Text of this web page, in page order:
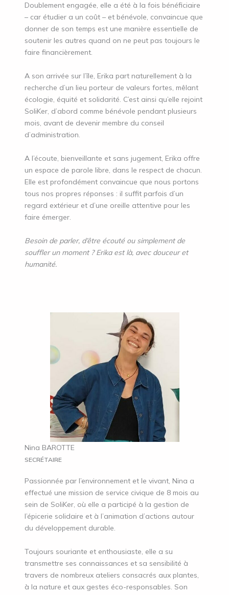
Doublement engagée, elle a été à la fois bénéficiaire
– car étudier a un coût – et bénévole, convaincue que
donner de son temps est une manière essentielle de
soutenir les autres quand on ne peut pas toujours le
faire financièrement.
A son arrivée sur l’île, Erika part naturellement à la
recherche d’un lieu porteur de valeurs fortes, mêlant
écologie, équité et solidarité. C’est ainsi qu’elle rejoint
SoliKer, d’abord comme bénévole pendant plusieurs
mois, avant de devenir membre du conseil
d’administration.
A l’écoute, bienveillante et sans jugement, Erika offre
un espace de parole libre, dans le respect de chacun.
Elle est profondément convaincue que nous portons
tous nos propres réponses : il suffit parfois d’un
regard extérieur et d’une oreille attentive pour les
faire émerger.
Besoin de parler, d’être écouté ou simplement de
souffler un moment ? Erika est là, avec douceur et
humanité.
Nina BAROTTE
SECRÉTAIRE
Passionnée par l’environnement et le vivant, Nina a
effectué une mission de service civique de 8 mois au
sein de SoliKer, où elle a participé à la gestion de
l’épicerie solidaire et à l’animation d’actions autour
du développement durable.
Toujours souriante et enthousiaste, elle a su
transmettre ses connaissances et sa sensibilité à
travers de nombreux ateliers consacrés aux plantes,
à la nature et aux gestes éco-responsables. Son